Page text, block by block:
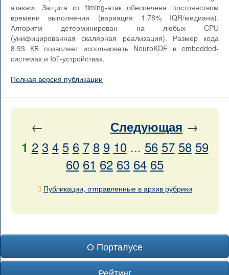
атакам. Защита от timing-атак обеспечена постоянством
времени выполнения (вариация 1.78% IQR/медиана).
Алгоритм детерминирован на любых CPU
(унифицированная скалярная реализация). Размер кода
8.93 КБ позволяет использовать NeuroKDF в embedded-
системах и IoT-устройствах.
Полная версия публикации
← Следующая →
1 2 3 4 5 6 7 8 9 10... 56 57 58 59
60 61 62 63 64 65
Публикации, отправленные в архив рубрики
О Порталусе